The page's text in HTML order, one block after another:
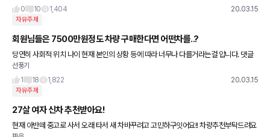
0
10 1,404 20.03.15
자유주제
회원님들은 7500만원정도 차량 구매한다면 어떤차를..?
당연히 사회적 위치 나이 현재 본인의 상황 등에 따라 너무나 다를거라는걸 압니다. 댓글
에 적어주신다면 어떤 차종이있고 그 차종을 생각하시는 나이 , 등등 참고좀 해보고 싶어
여쭈어 봅니다. 저라
선풍기
1
18 1,822 20.03.15
자유주제
27살 여자 신차 추천받아요!
현재 아반떼 중고로 사서 오래 타서 새 차바꾸려고 고민하구잇어요!! 차량추천부탁드려요